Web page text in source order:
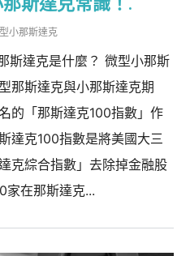
小那斯達克
斯達克是什麼？ 微型小那斯
那斯達克與小那斯達克期
的「那斯達克100指數」作
達克100指數是將美國大三
克綜合指數」去除掉金融股
家在那斯達克...